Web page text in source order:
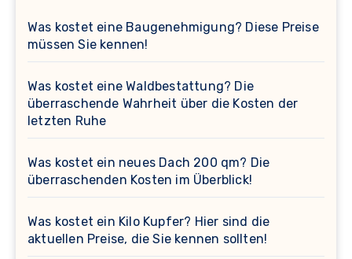
Was kostet eine Baugenehmigung? Diese Preise
müssen Sie kennen!
Was kostet eine Waldbestattung? Die
überraschende Wahrheit über die Kosten der
letzten Ruhe
Was kostet ein neues Dach 200 qm? Die
überraschenden Kosten im Überblick!
Was kostet ein Kilo Kupfer? Hier sind die
aktuellen Preise, die Sie kennen sollten!